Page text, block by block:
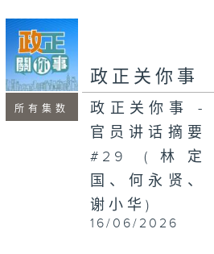
minutes,
seconds
所有集数
政正关你事
政正关你事 -
官员讲话摘要
#29 (林定
国、何永贤、
谢小华)
16/06/2026